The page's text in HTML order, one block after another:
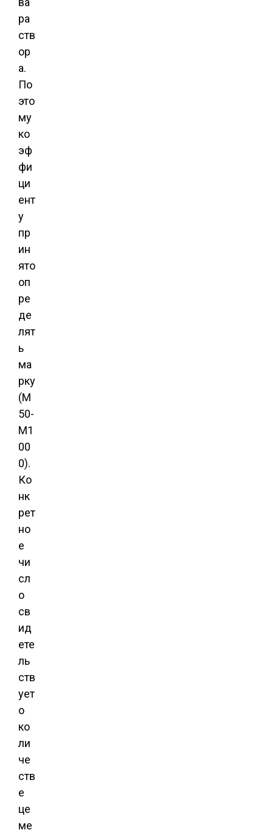
ра
ств
ор
а.
По
это
му
ко
эф
фи
ци
ент
у
пр
ин
ято
оп
ре
де
лят
ь
ма
рку
(М
50-
М1
00
0).
Ко
нк
рет
но
е
чи
сл
о
св
ид
ете
ль
ств
ует
о
ко
ли
че
ств
е
це
ме